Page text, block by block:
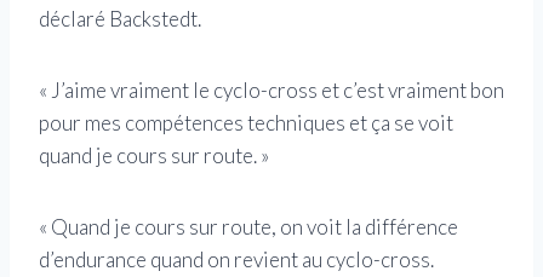
déclaré Backstedt.
« J’aime vraiment le cyclo-cross et c’est vraiment bon
pour mes compétences techniques et ça se voit
quand je cours sur route. »
« Quand je cours sur route, on voit la différence
d’endurance quand on revient au cyclo-cross.